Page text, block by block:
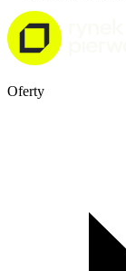
Oferty